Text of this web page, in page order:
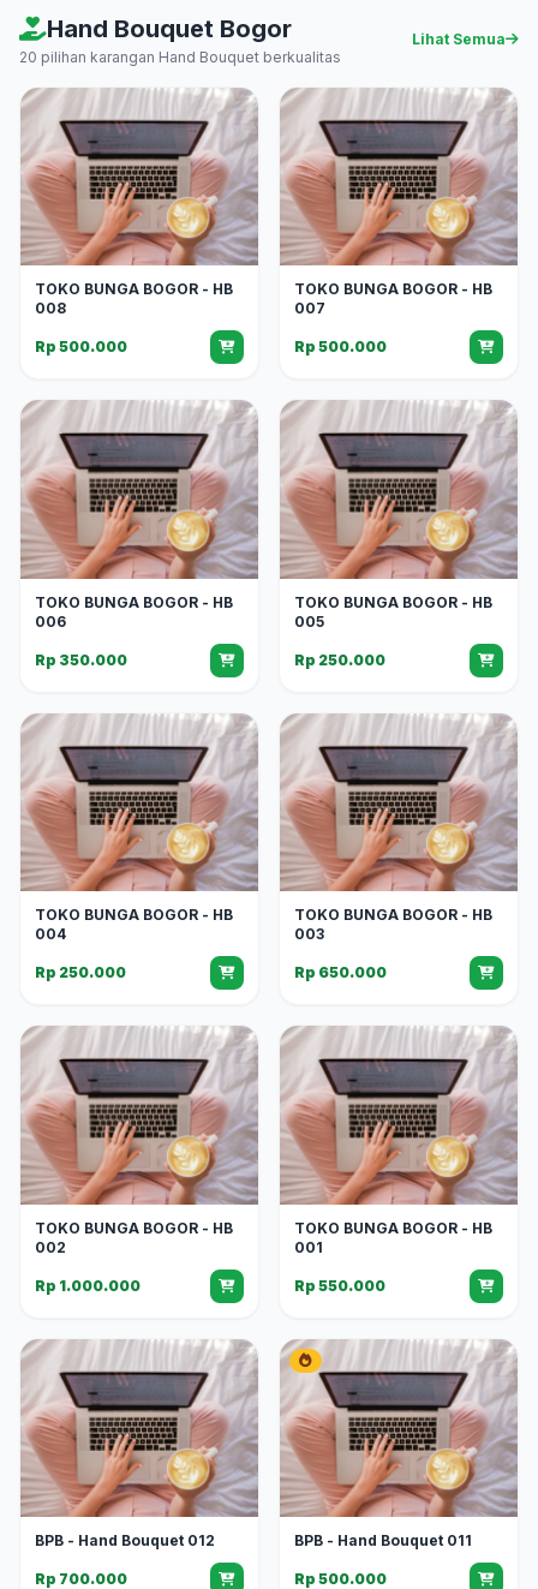
Hand Bouquet Bogor
20 pilihan karangan Hand Bouquet berkualitas
Lihat Semua
TOKO BUNGA BOGOR - HB
008
Rp 500.000
TOKO BUNGA BOGOR - HB
007
Rp 500.000
TOKO BUNGA BOGOR - HB
006
Rp 350.000
TOKO BUNGA BOGOR - HB
005
Rp 250.000
TOKO BUNGA BOGOR - HB
004
Rp 250.000
TOKO BUNGA BOGOR - HB
003
Rp 650.000
TOKO BUNGA BOGOR - HB
002
Rp 1.000.000
TOKO BUNGA BOGOR - HB
001
Rp 550.000
BPB - Hand Bouquet 012
Rp 700.000
BPB - Hand Bouquet 011
Rp 500.000